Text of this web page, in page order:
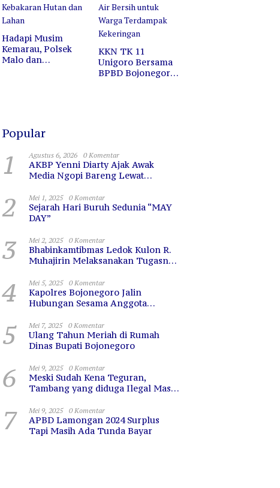
Hadapi Musim
Kemarau, Polsek
Malo dan
KKN TK 11
Unigoro Bersama
BPBD Bojonegoro
Popular
1 Agustus 6, 2026 0 Komentar
AKBP Yenni Diarty Ajak Awak
Media Ngopi Bareng Lewat
Sinergi
2 Mei 1, 2025 0 Komentar
Sejarah Hari Buruh Sedunia “MAY
DAY”
3 Mei 2, 2025 0 Komentar
Bhabinkamtibmas Ledok Kulon R.
Muhajirin Melaksanakan Tugasnya
4 Mei 5, 2025 0 Komentar
Kapolres Bojonegoro Jalin
Hubungan Sesama Anggota
5 Mei 7, 2025 0 Komentar
Ulang Tahun Meriah di Rumah
Dinas Bupati Bojonegoro
6 Mei 9, 2025 0 Komentar
Meski Sudah Kena Teguran,
Tambang yang diduga Ilegal Masih
7 Mei 9, 2025 0 Komentar
APBD Lamongan 2024 Surplus
Tapi Masih Ada Tunda Bayar